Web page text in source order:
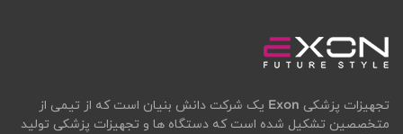
تجهیزات پزشکی Exon یک شرکت دانش بنیان است که از تیمی از
متخصصین تشکیل شده است که دستگاه ها و تجهیزات پزشکی تولید